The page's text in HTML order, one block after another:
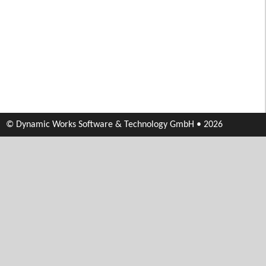
© Dynamic Works Software & Technology GmbH • 2026